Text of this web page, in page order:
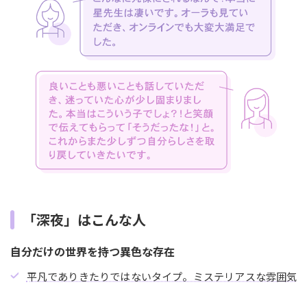
「深夜」はこんな人
自分だけの世界を持つ異色な存在
平凡でありきたりではないタイプ。ミステリアスな雰囲気